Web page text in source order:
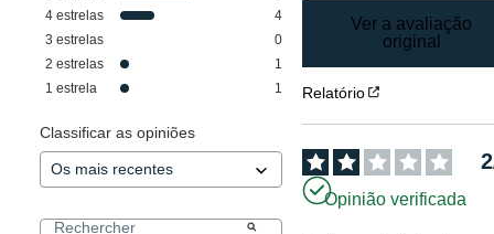
4 estrelas
4
3 estrelas
0
2 estrelas
1
1 estrela 1
Classificar as opiniões
Ver a avaliação
original
Relatório
2
Opinião verificada